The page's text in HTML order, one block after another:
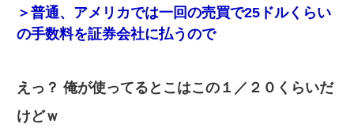
＞普通、アメリカでは一回の売買で25ドルくらい
の手数料を証券会社に払うので
えっ？ 俺が使ってるとこはこの１／２０くらいだ
けどｗ